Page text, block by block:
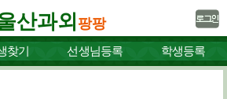
산과외 팡팡
찾기 선생님등록 학생등록